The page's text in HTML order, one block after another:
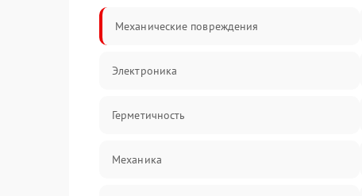
Механические повреждения
Электроника
Герметичность
Механика